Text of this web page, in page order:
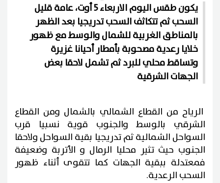
يكون طقس اليوم الاربعاء 5 أوت، عامة قليل
السحب ثم تتكاثف السحب تدريجيا بعد الظهر
بالمناطق الغربية للشمال والوسط مع ظهور
خلايا رعدية مصحوبة بأمطار أحيانا غزيرة
وتساقط محلي للبرد ثم تشمل لاحقا بعض
الجهات الشرقية
الرياح من القطاع الشمالي بالشمال ومن القطاع
الشرقي بالوسط والجنوب قوية نسبيا قرب
السواحل الشمالية ثم تدريجيا بقية السواحل ولاحقا
الجنوب حيث تثير محليا الرمال و الأتربة وضعيفة
فمعتدلة ببقية الجهات كما تتقوى أثناء ظهور
السحب الرعدية.